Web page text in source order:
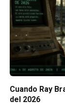
Cuando Ray
del 2026